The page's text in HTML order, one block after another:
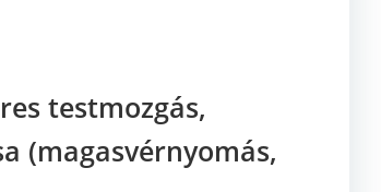
testmozgás,
(magasvérnyomás,